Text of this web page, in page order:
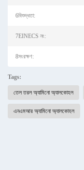
6বিশুদ্ধতা:
7EINECS নং:
8সংরক্ষণ:
Tags:
তেল তরল অ্যামিনো অ্যালকোহল
এনএমআর অ্যামিনো অ্যালকোহল